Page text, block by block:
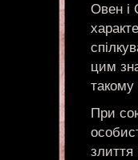
Овен і
цим
При